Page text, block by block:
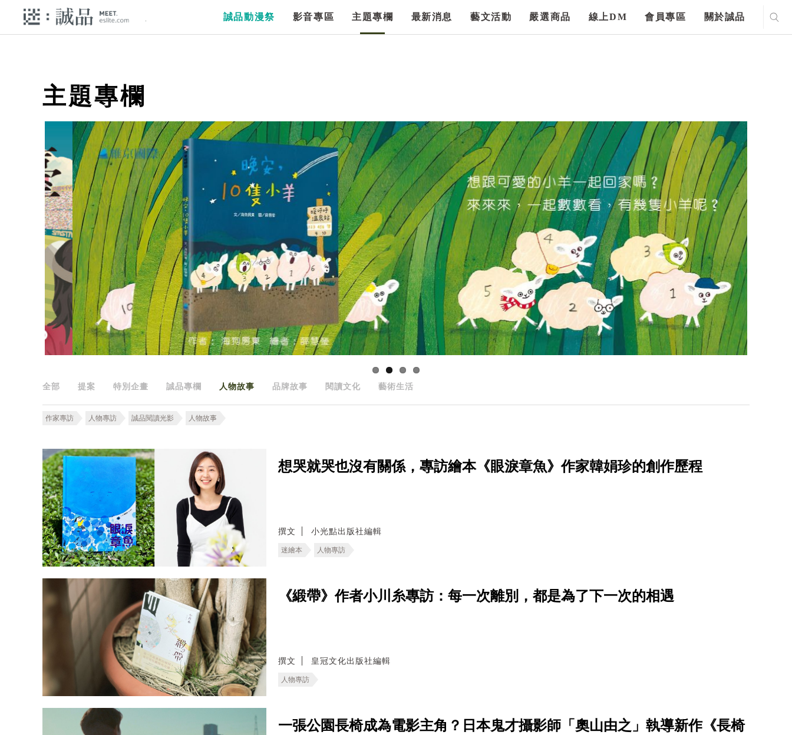
誠品動漫祭 影音專區 主題專欄 最新消息 藝文活動 嚴選商品 線上DM 會員專區 關於誠品
主題專欄
全部 提案 特別企畫 誠品專欄 人物故事 品牌故事 閱讀文化 藝術生活
作家專訪 人物專訪 誠品閱讀光影 人物故事
想哭就哭也沒有關係，專訪繪本《眼淚章魚》作家韓娟珍的創作歷程
撰文 小光點出版社編輯
迷繪本 人物專訪
《緞帶》作者小川糸專訪：每一次離別，都是為了下一次的相遇
撰文 皇冠文化出版社編輯
人物專訪
一張公園長椅成為電影主角？日本鬼才攝影師「奧山由之」執導新作《長椅